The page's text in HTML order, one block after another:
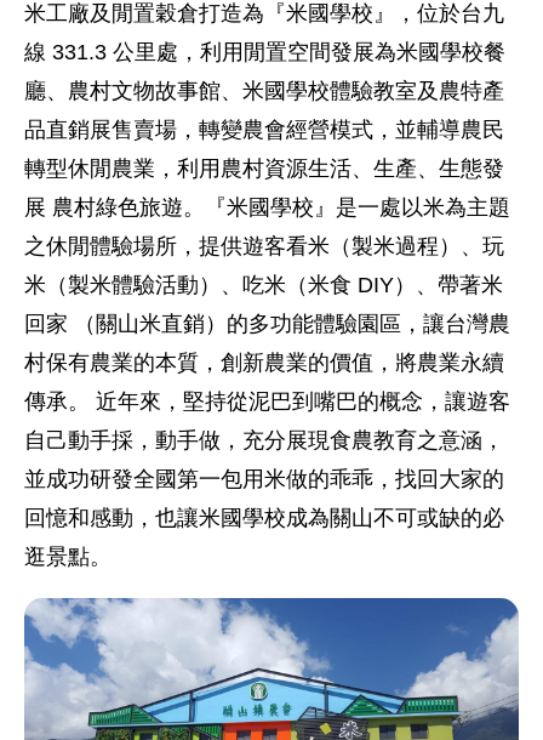
米工廠及閒置穀倉打造為『米國學校』，位於台九
線 331.3 公里處，利用閒置空間發展為米國學校餐
廳、農村文物故事館、米國學校體驗教室及農特產
品直銷展售賣場，轉變農會經營模式，並輔導農民
轉型休閒農業，利用農村資源生活、生產、生態發
展 農村綠色旅遊。『米國學校』是一處以米為主題
之休閒體驗場所，提供遊客看米（製米過程）、玩
米（製米體驗活動）、吃米（米食 DIY）、帶著米
回家 （關山米直銷）的多功能體驗園區，讓台灣農
村保有農業的本質，創新農業的價值，將農業永續
傳承。 近年來，堅持從泥巴到嘴巴的概念，讓遊客
自己動手採，動手做，充分展現食農教育之意涵，
並成功研發全國第一包用米做的乖乖，找回大家的
回憶和感動，也讓米國學校成為關山不可或缺的必
逛景點。